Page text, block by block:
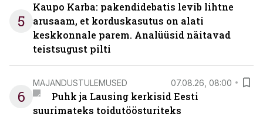
5
Kaupo Karba: pakendidebatis levib lihtne
arusaam, et korduskasutus on alati
keskkonnale parem. Analüüsid näitavad
teistsugust pilti
6
MAJANDUSTULEMUSED 07.08.26, 08:00
Puhk ja Lausing kerkisid Eesti
suurimateks toidutöösturiteks